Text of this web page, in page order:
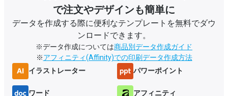
で注文やデザインも簡単に
データを作成する際に便利なテンプレートを無料でダウ
ンロードできます。
※データ作成については商品別データ作成ガイド
※アフィニティ(Affinity)での印刷データ作成方法
イラストレーター
パワーポイント
ワード アフィニティ